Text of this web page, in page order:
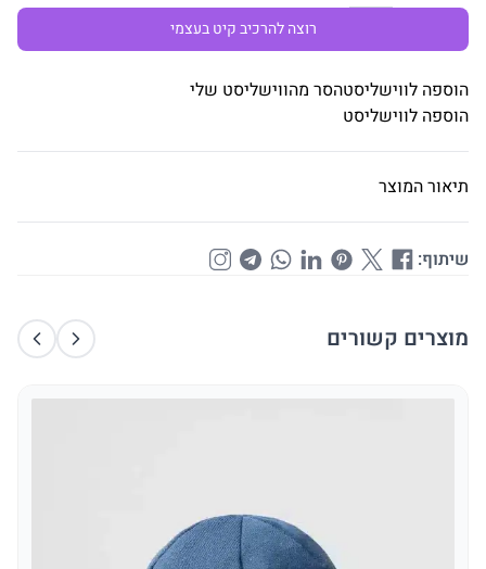
רוצה להרכיב קיט בעצמי
הוספה לווישליסטהסר מהווישליסט שלי
הוספה לווישליסט
תיאור המוצר
שיתוף:
מוצרים קשורים